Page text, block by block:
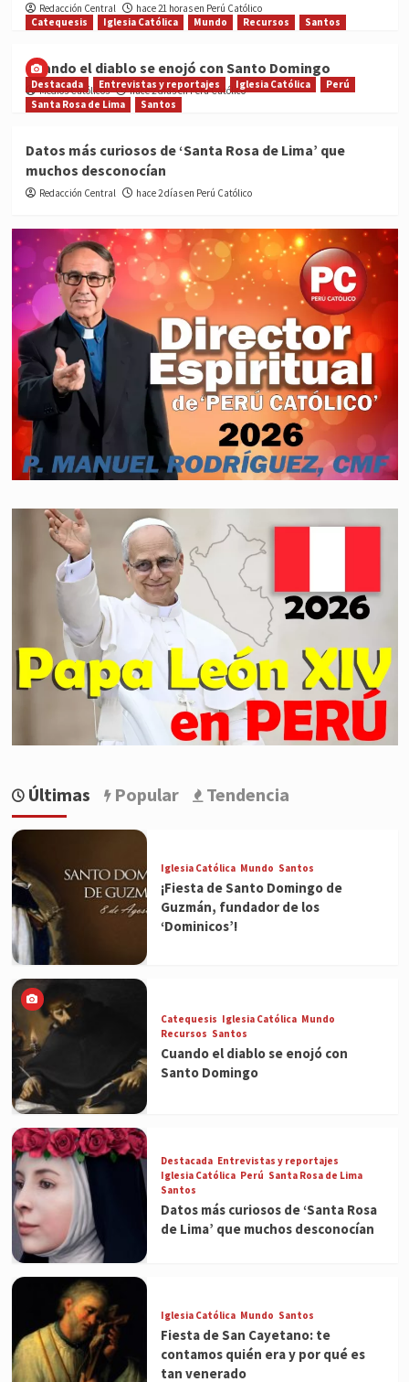
Redacción Central
hace 21 horas en Perú Católico
Catequesis
Iglesia Católica Mundo Recursos Santos
Cuando el diablo se enojó con Santo Domingo
Medios Católicos hace 2 días en Perú Católico
Destacada Entrevistas y reportajes Iglesia Católica
Perú
Santa Rosa de Lima
Santos
Datos más curiosos de ‘Santa Rosa de Lima’ que
muchos desconocían
Redacción Central hace 2 días en Perú Católico
Últimas Popular Tendencia
Iglesia Católica Mundo Santos
¡Fiesta de Santo Domingo de
Guzmán, fundador de los
‘Dominicos’!
Catequesis Iglesia Católica Mundo
Recursos Santos
Cuando el diablo se enojó con
Santo Domingo
Destacada Entrevistas y reportajes
Iglesia Católica Perú Santa Rosa de Lima
Santos
Datos más curiosos de ‘Santa Rosa
de Lima’ que muchos desconocían
Iglesia Católica Mundo Santos
Fiesta de San Cayetano: te
contamos quién era y por qué es
tan venerado